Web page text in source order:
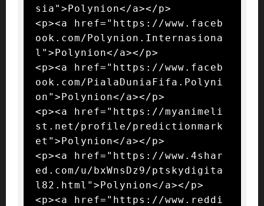
sia">Polynion</a></p>
<p><a href="https://www.faceb
ook.com/Polynion.Internasiona
l">Polynion</a></p>
<p><a href="https://www.faceb
ook.com/PialaDuniaFifa.Polyni
on">Polynion</a></p>
<p><a href="https://myanimeli
st.net/profile/predictionmark
et">Polynion</a></p>
<p><a href="https://www.4shar
ed.com/u/bxWnsDz9/ptskydigita
l82.html">Polynion</a></p>
<p><a href="https://www.reddi